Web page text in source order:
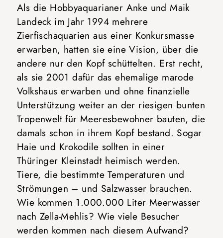
Als die Hobbyaquarianer Anke und Maik
Landeck im Jahr 1994 mehrere
Zierfischaquarien aus einer Konkursmasse
erwarben, hatten sie eine Vision, über die
andere nur den Kopf schüttelten. Erst recht,
als sie 2001 dafür das ehemalige marode
Volkshaus erwarben und ohne finanzielle
Unterstützung weiter an der riesigen bunten
Tropenwelt für Meeresbewohner bauten, die
damals schon in ihrem Kopf bestand. Sogar
Haie und Krokodile sollten in einer
Thüringer Kleinstadt heimisch werden.
Tiere, die bestimmte Temperaturen und
Strömungen – und Salzwasser brauchen.
Wie kommen 1.000.000 Liter Meerwasser
nach Zella-Mehlis? Wie viele Besucher
werden kommen nach diesem Aufwand?